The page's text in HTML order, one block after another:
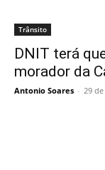
Trânsito
DNIT terá
morador da
Antonio Soares - 29